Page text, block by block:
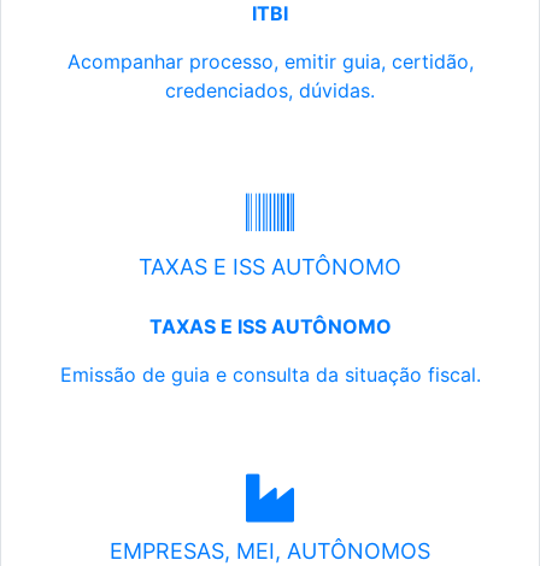
ITBI
Acompanhar processo, emitir guia, certidão,
credenciados, dúvidas.
TAXAS E ISS AUTÔNOMO
TAXAS E ISS AUTÔNOMO
Emissão de guia e consulta da situação fiscal.
EMPRESAS, MEI, AUTÔNOMOS